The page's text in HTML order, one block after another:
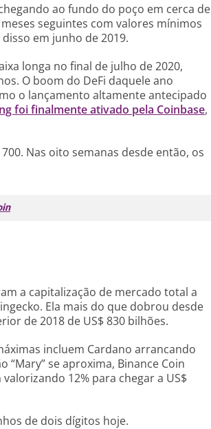
ao fundo do poço em cerca de
seguintes com valores mínimos
em junho de 2019.
longa no final de julho de 2020,
O boom do DeFi daquele ano
o lançamento altamente antecipado
foi finalmente ativado pela Coinbase,
Nas oito semanas desde então, os
a capitalização de mercado total a
Ela mais do que dobrou desde
de 2018 de US$ 830 bilhões.
incluem Cardano arrancando
“Mary” se aproxima, Binance Coin
12% para chegar a US$
de dois dígitos hoje.